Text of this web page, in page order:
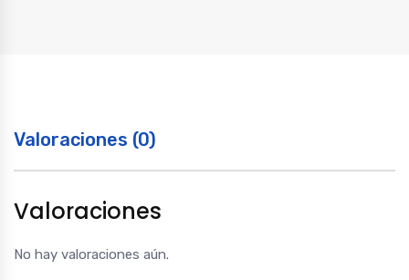
Valoraciones (0)
Valoraciones
No hay valoraciones aún.